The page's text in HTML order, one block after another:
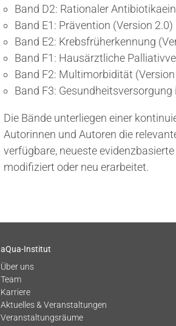
Band D2: Rationaler
Band E1: Prävention (Version 2.0)
Band E2: Krebsfrüherkennung
Band F1: Hausärztliche
Band F2: Multimorbidität (Version
Band F3:
Die Bände unterliegen einer
Autorinnen und Autoren die
verfügbare, neueste
modifiziert oder neu erarbeitet.
aQua-Institut
Über uns
Team
Karriere
Aktuelles & Veranstaltungen
Veranstaltungsräume